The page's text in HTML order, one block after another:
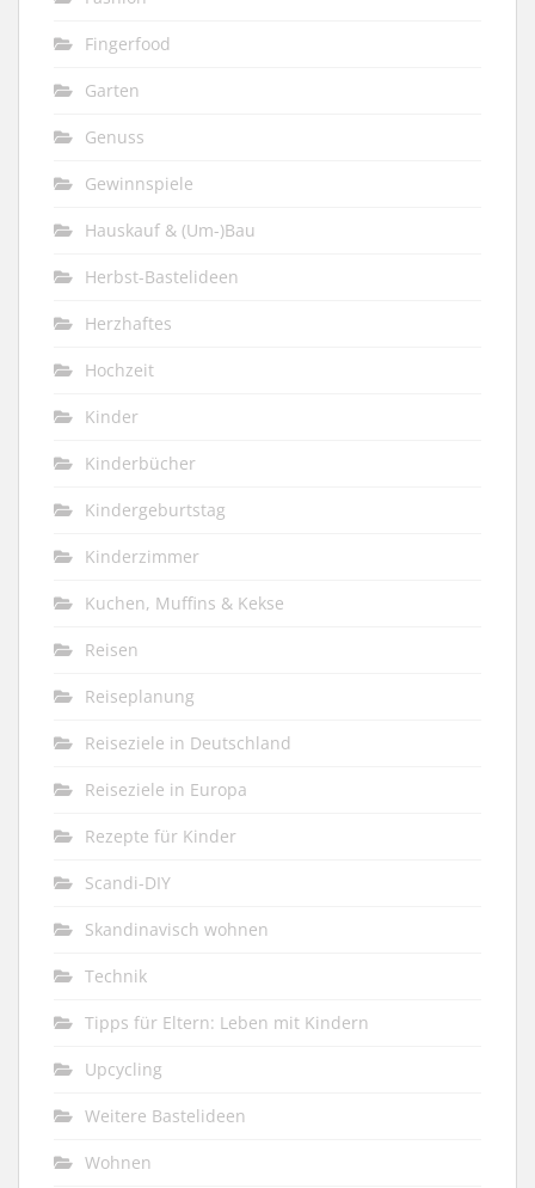
Fingerfood
Garten
Genuss
Gewinnspiele
Hauskauf & (Um-)Bau
Herbst-Bastelideen
Herzhaftes
Hochzeit
Kinder
Kinderbücher
Kindergeburtstag
Kinderzimmer
Kuchen, Muffins & Kekse
Reisen
Reiseplanung
Reiseziele in Deutschland
Reiseziele in Europa
Rezepte für Kinder
Scandi-DIY
Skandinavisch wohnen
Technik
Tipps für Eltern: Leben mit Kindern
Upcycling
Weitere Bastelideen
Wohnen